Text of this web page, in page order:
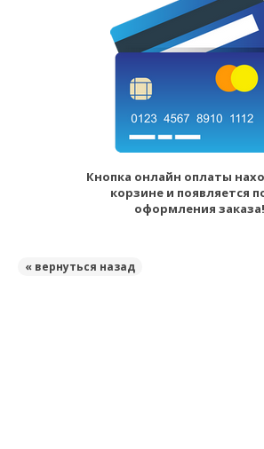
Кнопка онлайн оплаты
корзине и появляется
оформления заказа!
« вернуться назад